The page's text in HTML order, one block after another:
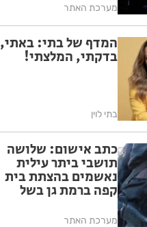
מערכת האתר
המדף של בתי: באתי,
בדקתי, המלצתי!
בתי לוין
כתב אישום: שלושה
תושבי ביתר עילית
נאשמים בהצתת בית
קפה ברמת גן בשל
מערכת האתר